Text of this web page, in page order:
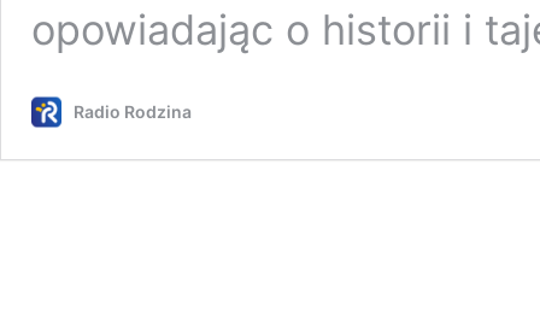
opowiadając o historii i
Radio Rodzina